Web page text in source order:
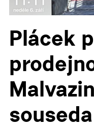
Plácek
souseda